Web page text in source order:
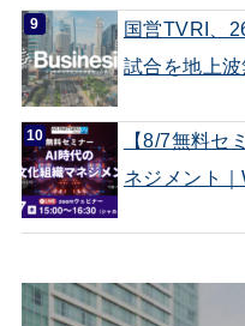
国営TVRI、
試合を地上
【8/7無料セ
ネジメント